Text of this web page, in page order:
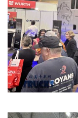
首
页
独
家